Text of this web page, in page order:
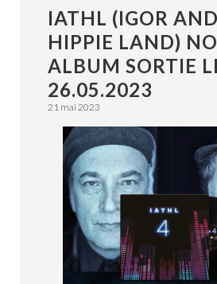
IATHL (IGOR
HIPPIE LAND)
ALBUM SORTIE
26.05.2023
21 mai 2023